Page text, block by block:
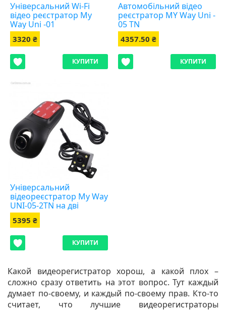
Універсальний Wi-Fi
відео реєстратор My
Way Uni -01
3320 ₴
КУПИТИ
Автомобільний відео
реєстратор MY Way Uni -
05 TN
4357.50 ₴
КУПИТИ
Універсальний
відеореєстратор My Way
UNI-05-2TN на дві
камери
5395 ₴
КУПИТИ
Какой видеорегистратор хорош, а какой плох –
сложно сразу ответить на этот вопрос. Тут каждый
думает по-своему, и каждый по-своему прав. Кто-то
считает, что лучшие видеорегистраторы